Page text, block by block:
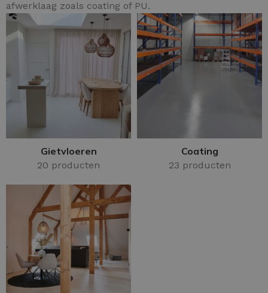
afwerklaag zoals coating of PU.
Gietvloeren
20 producten
Coating
23 producten